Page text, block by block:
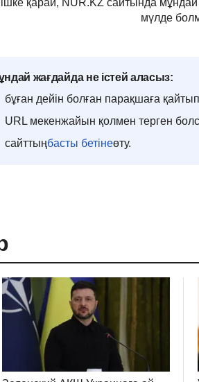
қарай, NUR.KZ сайтында
мүлде
жағдайда не істей аласыз:
бұған дейін болған парақшаға
URL мекенжайын қолмен терген
сайттыңбасты бетінеөту.